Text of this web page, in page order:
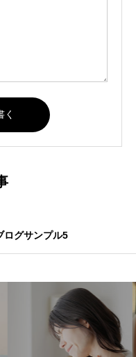
ログサンプル5